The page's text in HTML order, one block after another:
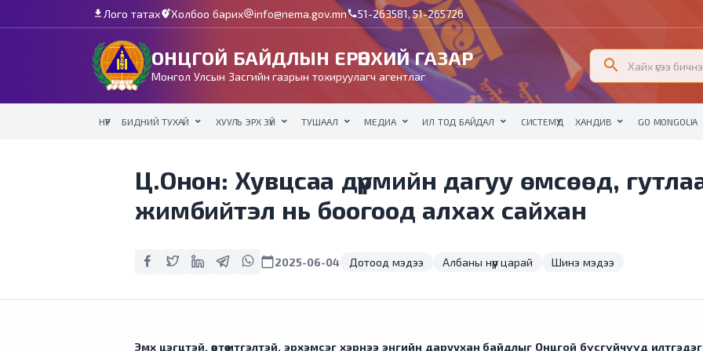
download Лого татахadd_location_altХолбоо барихalternate_emailinfo@nema.gov.mncall51-263581, 51-265726
ОНЦГОЙ БАЙДЛЫН ЕРӨНХИЙ ГАЗАР
Монгол Улсын Засгийн газрын тохируулагч агентлаг
search
НҮҮР БИДНИЙ ТУХАЙ ХУУЛЬ ЭРХ ЗҮЙ ТУШААЛ МЕДИА ИЛ ТОД БАЙДАЛ СИСТЕМҮҮД ХАНДИВ GO MONGOLIA
Ц.Онон: Хувцсаа дүрмийн дагуу өмсөөд,
жимбийтэл нь боогоод алхах сайхан
calendar_today2025-06-04 Дотоод мэдээ Албаны нүүр царай Шинэ мэдээ
Эмх цэгцтэй, өөртөө итгэлтэй, эрхэмсэг хэрнээ энгийн даруухан байдлыг Онцгой бүсгүйчүүд илтгэдэг.